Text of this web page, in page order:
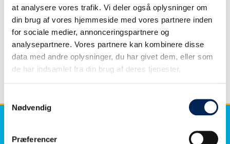
at analysere vores trafik. Vi deler også oplysninger om
din brug af vores hjemmeside med vores partnere inden
for sociale medier, annonceringspartnere og
analysepartnere. Vores partnere kan kombinere disse
data med andre oplysninger, du har givet dem, eller som
de har indsamlet fra din brug af deres tjenester.
Nødvendig
Præferencer
Treibstoffzuschlag
Auf Grund der weltweit drastisch gestiegenen Preise für
Energie bla. bla. bla. bla. bla. bla. bla. bla. bla. bla. bla.
bla. bla. bla. bla. bla. bla.